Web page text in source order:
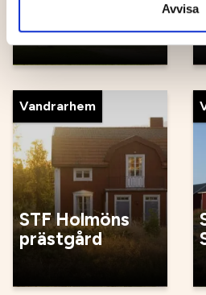
Avvisa
Vandrarhem
STF Holmöns
prästgård